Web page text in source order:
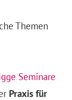
Themen
Seminare
Praxis für